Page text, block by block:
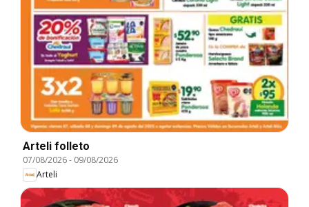
Arteli folleto
07/08/2026- 09/08/2026
Arteli